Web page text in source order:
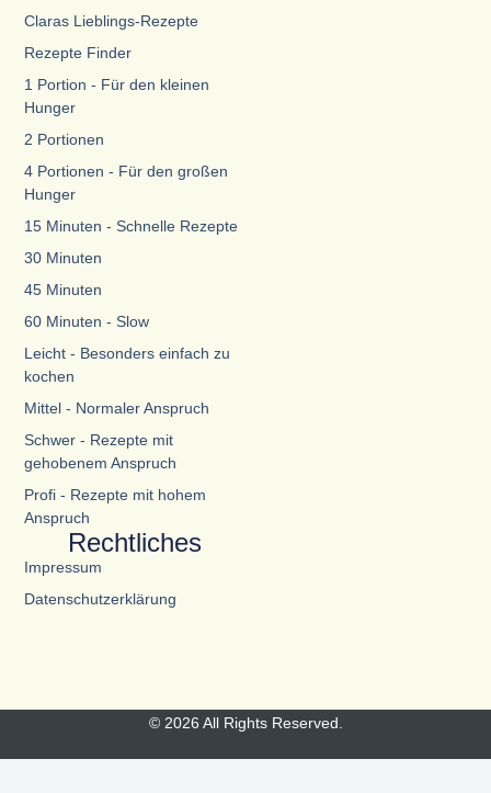
Claras Lieblings-Rezepte
Rezepte Finder
1 Portion - Für den kleinen
Hunger
2 Portionen
4 Portionen - Für den großen
Hunger
15 Minuten - Schnelle Rezepte
30 Minuten
45 Minuten
60 Minuten - Slow
Leicht - Besonders einfach zu
kochen
Mittel - Normaler Anspruch
Schwer - Rezepte mit
gehobenem Anspruch
Profi - Rezepte mit hohem
Anspruch
Rechtliches
Impressum
Datenschutzerklärung
© 2026 All Rights Reserved.